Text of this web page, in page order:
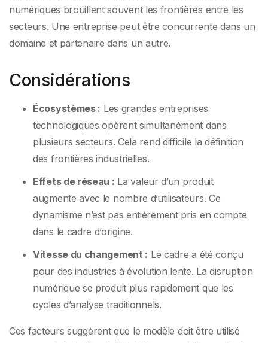
numériques brouillent souvent les frontières entre les
secteurs. Une entreprise peut être concurrente dans un
domaine et partenaire dans un autre.
Considérations
Écosystèmes : Les grandes entreprises
technologiques opèrent simultanément dans
plusieurs secteurs. Cela rend difficile la définition
des frontières industrielles.
Effets de réseau : La valeur d’un produit
augmente avec le nombre d’utilisateurs. Ce
dynamisme n’est pas entièrement pris en compte
dans le cadre d’origine.
Vitesse du changement : Le cadre a été conçu
pour des industries à évolution lente. La disruption
numérique se produit plus rapidement que les
cycles d’analyse traditionnels.
Ces facteurs suggèrent que le modèle doit être utilisé